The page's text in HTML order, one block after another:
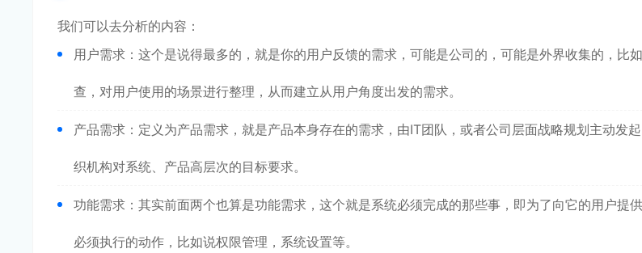
我们可以去分析的内容：
用户需求：这个是说得最多的，就是你的用户反馈的需求，可能是公司的，可能是外界收集的，比
查，对用户使用的场景进行整理，从而建立从用户角度出发的需求。
产品需求：定义为产品需求，就是产品本身存在的需求，由IT团队，或者公司层面战略规划主动发
织机构对系统、产品高层次的目标要求。
功能需求：其实前面两个也算是功能需求，这个就是系统必须完成的那些事，即为了向它的用户提
必须执行的动作，比如说权限管理，系统设置等。